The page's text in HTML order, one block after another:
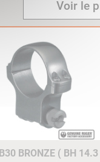
Voir le
BRONZE ( BH 14.3